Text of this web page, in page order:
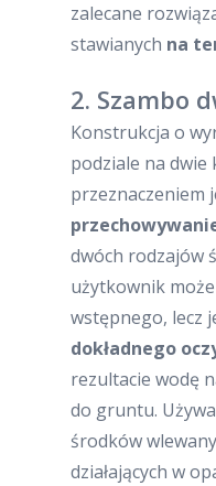
zalecane
stawianych na
2. Szambo
Konstrukcja o
podziale na
przeznaczeniem
dwóch rodzajów
użytkownik
wstępnego, lecz
dokładnego
rezultacie wodę
do gruntu.
środków
działających w